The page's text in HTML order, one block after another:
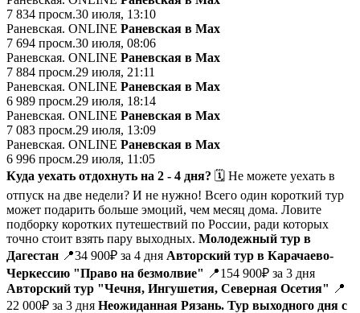
7 834 просм.30 июля, 13:10
Раневская. ONLINE Раневская в Мах
7 694 просм.30 июля, 08:06
Раневская. ONLINE Раневская в Мах
7 884 просм.29 июля, 21:11
Раневская. ONLINE Раневская в Мах
6 989 просм.29 июля, 18:14
Раневская. ONLINE Раневская в Мах
7 083 просм.29 июля, 13:09
Раневская. ONLINE Раневская в Мах
6 996 просм.29 июля, 11:05
Куда уехать отдохнуть на 2 - 4 дня? 🗓 Не можете уехать в
отпуск на две недели? И не нужно! Всего один короткий тур
может подарить больше эмоций, чем месяц дома. Ловите
подборку коротких путешествий по России, ради которых
точно стоит взять пару выходных. Молодежный тур в
Дагестан 📍34 900₽ за 4 дня Авторский тур в Карачаево-
Черкессию "Право на безмолвие" 📍154 900₽ за 3 дня
Авторский тур "Чечня, Ингушетия, Северная Осетия" 📍
22 000₽ за 3 дня Неожиданная Рязань. Тур выходного дня с